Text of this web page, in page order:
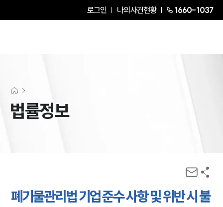
로그인 나의사건현황 1660-1037
법률정보
폐기물관리법 기업 준수 사항 및 위반 시 불